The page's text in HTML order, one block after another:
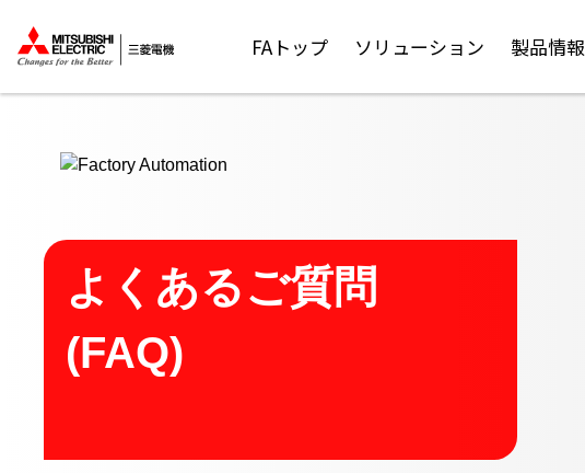
FAトップ ソリューション 製品情報
よくあるご質問
(FAQ)